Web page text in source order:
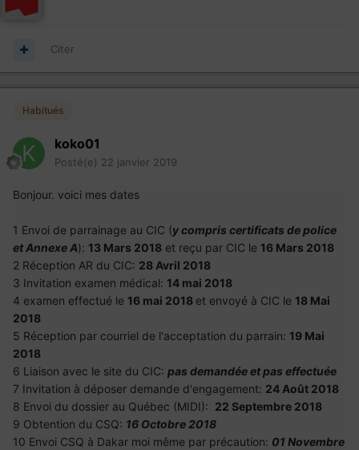
Citer
Habitués
koko01
Posté(e) 22 janvier 2019
Bonjour. voici mes dates
1 Envoi de parrainage au CIC (y compris certificats de police
et Annexe A): 13 Mars 2018 et reçu par CIC le 16 Mars 2018
2 Réception AR du CIC: 28 Avril 2018
3 Invitation examen médical: 14 mai 2018
4 examen effectué le 16 mai 2018 et envoyé à CIC le 18 Mai
2018
5 Réception par courriel de l'acceptation du parrain: 19 Mai
2018
6 Liaison avec le site du CIC: pas demandée et pas effectuée
7 Invitation à déposer demande d'engagement: 24 Août 2018
8 Envoi du dossier au Québec (MIDI): 22 Septembre 2018
9 Obtention du CSQ: 16 Octobre 2018
10 Envoi CSQ à Dakar moi même par précaution: 01 Novembre